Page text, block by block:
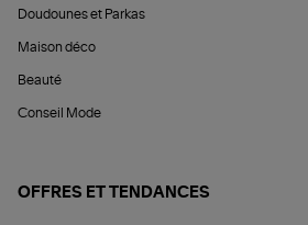
Doudounes et Parkas
Maison déco
Beauté
Conseil Mode
OFFRES ET TENDANCES